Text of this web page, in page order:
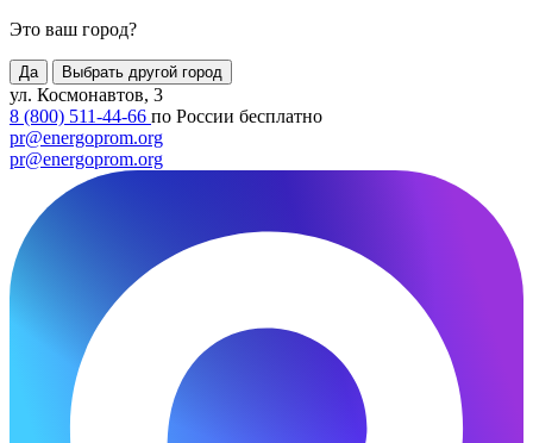
Это ваш город?
Да Выбрать другой город
ул. Космонавтов, 3
8 (800) 511-44-66 по России бесплатно
pr@energoprom.org
pr@energoprom.org